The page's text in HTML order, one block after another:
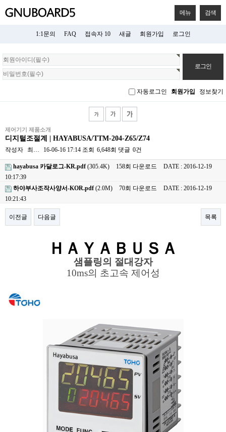
메뉴 검색
1:1문의 FAQ 접속자 10 새글 회원가입 로그인
회
원
로
자동로그인 회원가입 정보찾기
제어기기 제품소개
디지털조절계 | HAYABUSA/TTM-204-Z65/Z74
작성자 최… 16-06-16 17:14 조회 6,648회 댓글 0건
hayabusa 카달로그-KR.pdf(305.4K) 158회 다운로드
DATE : 2016-12-19
10:17:39
하야부사조작사양서-KOR.pdf(2.0M) 70회 다운로드
DATE : 2016-12-19
10:21:43
이전글 다음글 목록
ＨＡＹＡＢＵＳＡ
샘플링의 절대강자
10ms의 초고속 제어성